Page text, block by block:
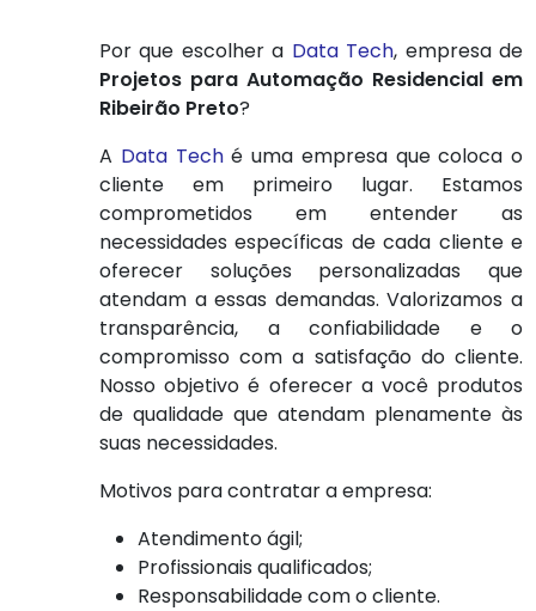
Por que escolher a Data Tech, empresa de
Projetos para Automação Residencial em
Ribeirão Preto?
A Data Teché uma empresa que coloca o
cliente em primeiro lugar. Estamos
comprometidos em entender as
necessidades específicas de cada cliente e
oferecer soluções personalizadas que
atendam a essas demandas. Valorizamos a
transparência, a confiabilidade e o
compromisso com a satisfação do cliente.
Nosso objetivo é oferecer a você produtos
de qualidade que atendam plenamente às
suas necessidades.
Motivos para contratar a empresa:
Atendimento ágil;
Profissionais qualificados;
Responsabilidade com o cliente.